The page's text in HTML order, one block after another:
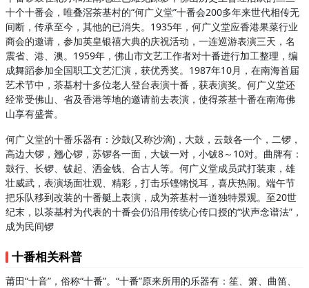
十个十番会，唯叠滘茶基村的“何广义堂”十番会200多年来世代相传无
间断，传承至今，其他的已消失。1935年，何广义堂应香港果菜行业
商会的邀请，参加英皇银禧大典的庆祝活动，一连巡游表演三天，名
震省、港、澳。1959年，佛山市文艺工作者对十番进行加工整理，编
成舞蹈参加全国职工文艺汇演，获优秀奖。1987年10月，在南海首届
艺术节中，茶基村十多位老人登台表演十番，获表演奖。何广义堂还
经常受佛山、省及香港等地的邀请前去表演，使得茶基十番在南海佛
山享有盛誉。
何广义堂的十番乐器有：沙鼓(又称沙滴)，大鼓，云鼓各一个，二锣，
高边大锣，翘心锣，苏锣各一面，大钹一对，小钹8～10对。曲牌有：
鼓行、长锣、钹起、洒金钱、合古人等。何广义堂成员武打装束，雄
壮威武，表演场面壮观、精彩，打击乐铿锵悦耳，喜庆热闹。端午节
把乐队移到改装的十番艇上表演，成为茶基村一道独特景观。至20世
纪末，以茶基村为代表的十番会仍沿用传统心传口授的“状声念谱法”，
成为民间锣
十番相关科普
莆田“十音”，俗称“十番”。“十番”原来所用的乐器有：笙、箫、曲笛、